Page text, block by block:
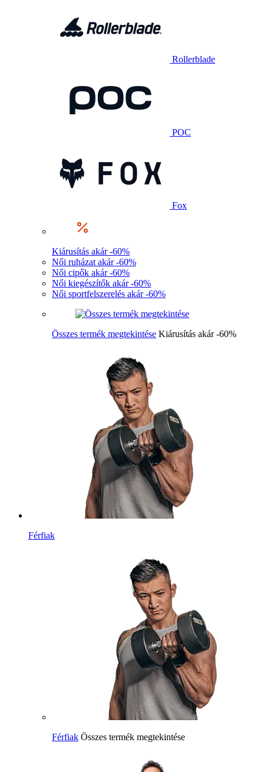
Rollerblade
POC
Fox
Kiárusítás akár -60%
Női ruházat akár -60%
Női cipők akár -60%
Női kiegészítők akár -60%
Női sportfelszerelés akár -60%
Összes termék megtekintése Kiárusítás akár -60%
Férfiak
Férfiak Összes termék megtekintése